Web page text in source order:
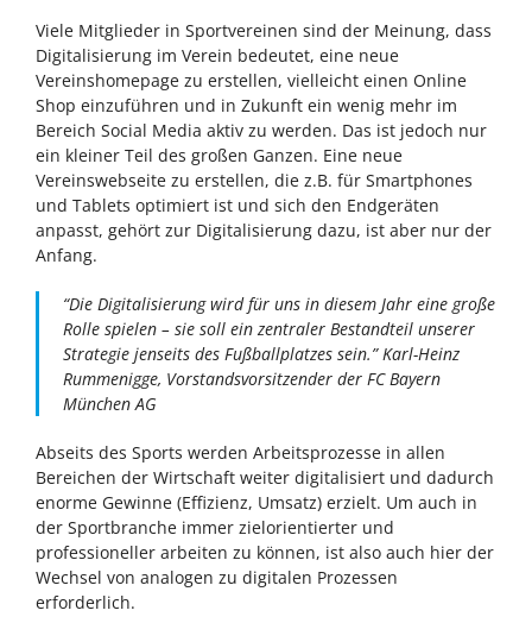
Viele Mitglieder in Sportvereinen sind der Meinung, dass
Digitalisierung im Verein bedeutet, eine neue
Vereinshomepage zu erstellen, vielleicht einen Online
Shop einzuführen und in Zukunft ein wenig mehr im
Bereich Social Media aktiv zu werden. Das ist jedoch nur
ein kleiner Teil des großen Ganzen. Eine neue
Vereinswebseite zu erstellen, die z.B. für Smartphones
und Tablets optimiert ist und sich den Endgeräten
anpasst, gehört zur Digitalisierung dazu, ist aber nur der
Anfang.
“Die Digitalisierung wird für uns in diesem Jahr eine große
Rolle spielen – sie soll ein zentraler Bestandteil unserer
Strategie jenseits des Fußballplatzes sein.” Karl-Heinz
Rummenigge, Vorstandsvorsitzender der FC Bayern
München AG
Abseits des Sports werden Arbeitsprozesse in allen
Bereichen der Wirtschaft weiter digitalisiert und dadurch
enorme Gewinne (Effizienz, Umsatz) erzielt. Um auch in
der Sportbranche immer zielorientierter und
professioneller arbeiten zu können, ist also auch hier der
Wechsel von analogen zu digitalen Prozessen
erforderlich.